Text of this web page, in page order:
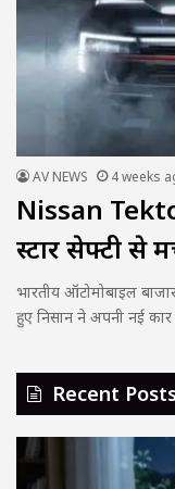
AV NEWS 4 weeks
Nissan
स्टार सेफ्टी से
भारतीय ऑटोमोबाइल
हुए निसान ने अपनी नई
Recent